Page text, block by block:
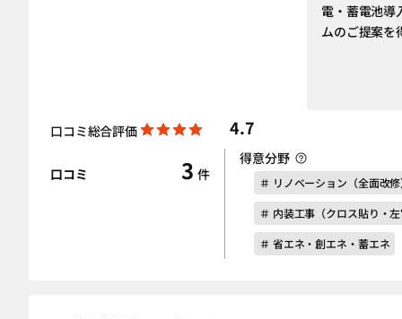
電・蓄電池導
ムのご提案を
口コミ総合評価 4.7
口コミ 3 件
得意分野
＃ リノベーション（全面改
＃ 内装工事（クロス貼り・
＃ 省エネ・創エネ・蓄エネ